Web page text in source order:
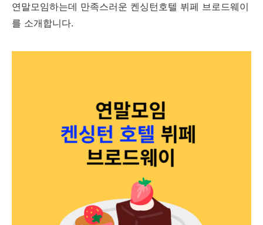
연말모임하는데 만족스러운 켄싱턴호텔 뷔페 브로드웨이
를 소개합니다.